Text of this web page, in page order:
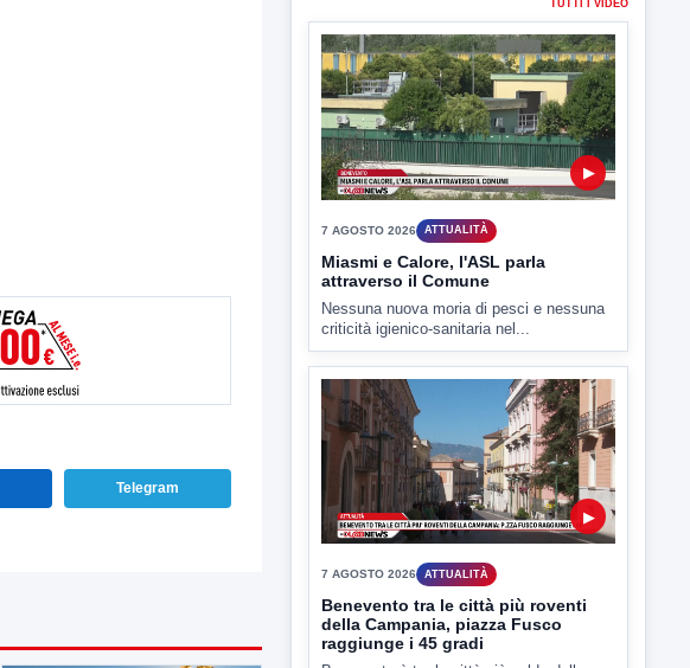
Telegram
Miasmi e Calore, l'ASL parla
attraverso il Comune
Nessuna nuova moria di pesci e nessuna
criticità igienico-sanitaria nel...
7 AGOSTO 2026 ATTUALITÀ
Benevento tra le città più roventi
della Campania, piazza Fusco
raggiunge i 45 gradi
Benevento è tra le città più calde della
Campania. Lo...